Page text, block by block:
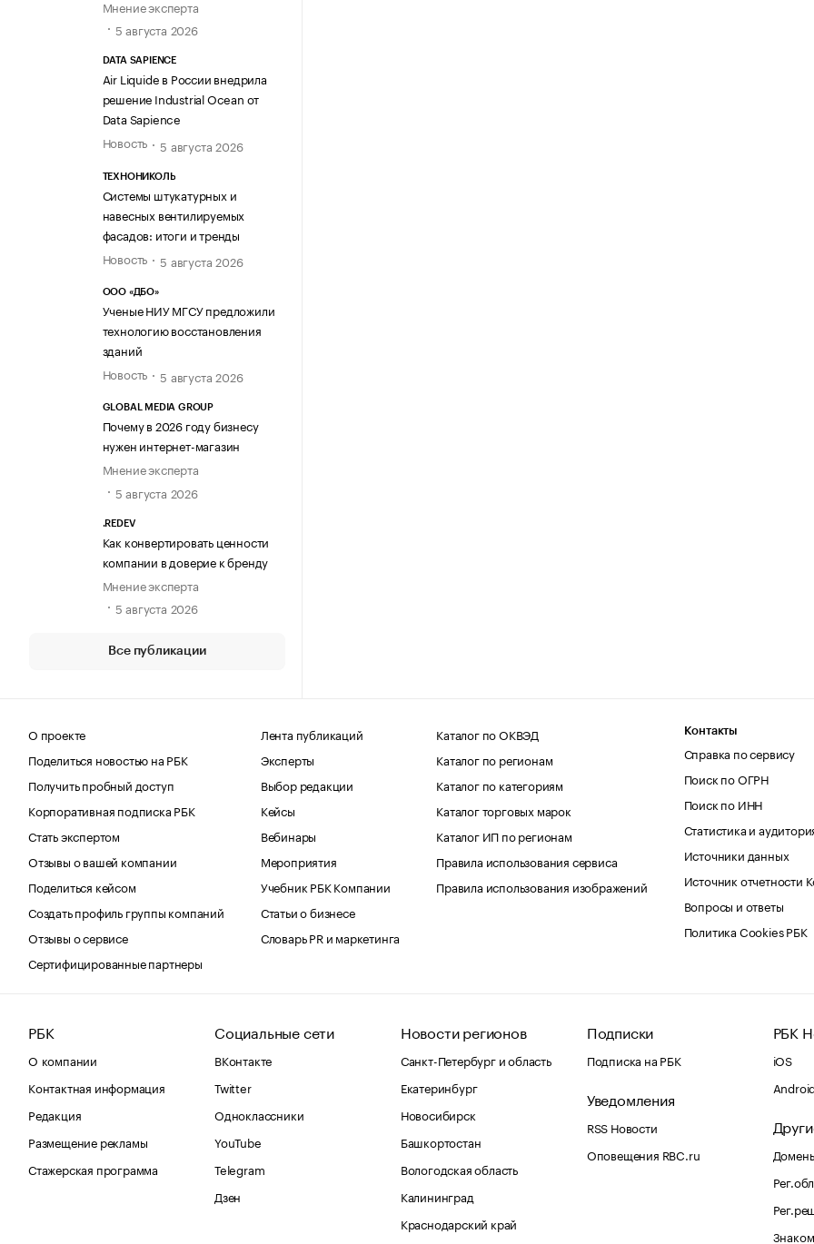
Мнение эксперта
5 августа 2026
DATA SAPIENCE
Air Liquide в России внедрила
решение Industrial Ocean от
Data Sapience
Новость
5 августа 2026
ТЕХНОНИКОЛЬ
Системы штукатурных и
навесных вентилируемых
фасадов: итоги и тренды
Новость
5 августа 2026
ООО «ДБО»
Ученые НИУ МГСУ предложили
технологию восстановления
зданий
Новость
5 августа 2026
GLOBAL MEDIA GROUP
Почему в 2026 году бизнесу
нужен интернет-магазин
Мнение эксперта
5 августа 2026
.REDEV
Как конвертировать ценности
компании в доверие к бренду
Мнение эксперта
5 августа 2026
Все публикации
О проекте
Поделиться новостью на РБК
Получить пробный доступ
Корпоративная подписка РБК
Стать экспертом
Отзывы о вашей компании
Поделиться кейсом
Создать профиль группы компаний
Отзывы о сервисе
Сертифицированные партнеры
Лента публикаций
Эксперты
Выбор редакции
Кейсы
Вебинары
Мероприятия
Учебник РБК Компании
Статьи о бизнесе
Словарь PR и маркетинга
Каталог по ОКВЭД
Каталог по регионам
Каталог по категориям
Каталог торговых марок
Каталог ИП по регионам
Правила использования сервиса
Правила использования изображений
Контакты
Справка по сервису
Поиск по ОГРН
Поиск по ИНН
Статистика и
Источники данных
Источник отчетности
Вопросы и ответы
Политика Cookies РБК
РБК
О компании
Контактная информация
Редакция
Размещение рекламы
Стажерская программа
Социальные сети
ВКонтакте
Twitter
Одноклассники
YouTube
Telegram
Дзен
Новости регионов
Санкт-Петербург и область
Екатеринбург
Новосибирск
Башкортостан
Вологодская область
Калининград
Краснодарский край
Подписки
Подписка на РБК
Уведомления
RSS Новости
Оповещения RBC.ru
РБК
iOS